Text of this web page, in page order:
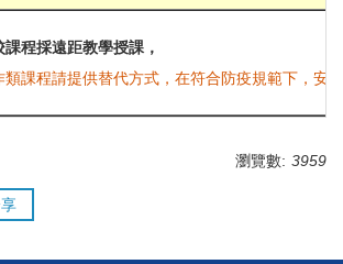
課程採遠距教學授課 ，
類課程請提供替代方式，在符合防疫規範下，安
瀏覽數: 3959